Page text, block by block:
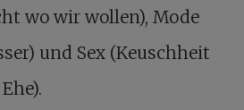
wo wir wollen), Mode
und Sex (Keuschheit